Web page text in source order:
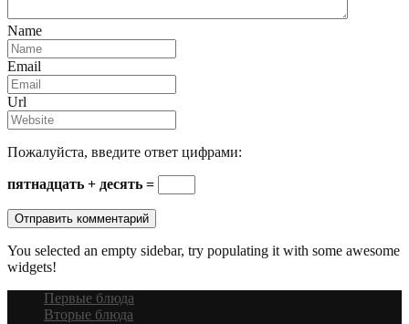
Name
Email
Url
Пожалуйста, введите ответ цифрами:
пятнадцать + десять =
You selected an empty sidebar, try populating it with some awesome
widgets!
Первые блюда
Вторые блюда